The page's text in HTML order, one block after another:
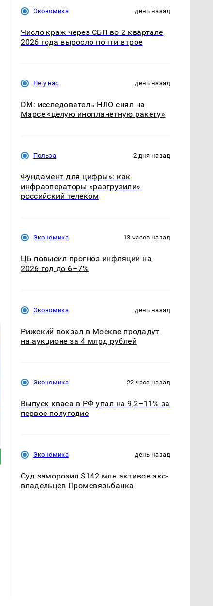
Где будет встреча
Экономика день назад
Число краж через СБП во 2 квартале
2026 года выросло почти втрое
Не у нас день назад
DM: исследователь НЛО снял на
Марсе «целую инопланетную ракету»
Польза 2 дня назад
Фундамент для цифры»: как
инфраоператоры «разгрузили»
российский телеком
Экономика 13 часов назад
ЦБ повысил прогноз инфляции на
2026 год до 6–7%
Экономика день назад
Рижский вокзал в Москве продадут
на аукционе за 4 млрд рублей
Экономика 22 часа назад
Выпуск кваса в РФ упал на 9,2–11% за
первое полугодие
Экономика день назад
Суд заморозил $142 млн активов экс-
владельцев Промсвязьбанка